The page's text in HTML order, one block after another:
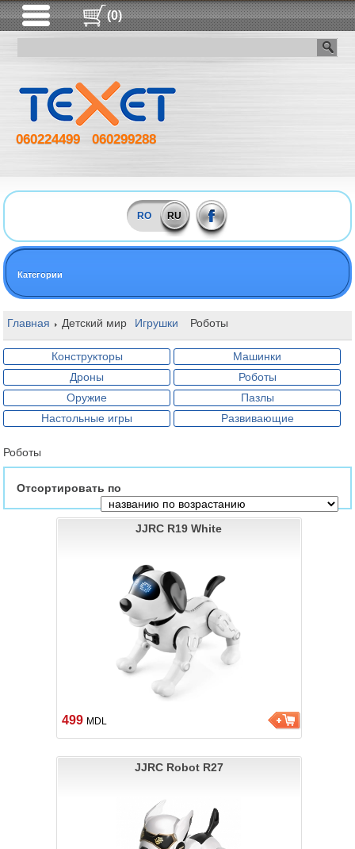
(0)
060224499 060299288
RO RU
Категории
Главная Детский мир Игрушки Роботы
Конструкторы
Машинки
Дроны
Роботы
Оружие
Пазлы
Настольные игры
Развивающие
Роботы
Отсортировать по
JJRC R19 White
499 MDL
JJRC Robot R27